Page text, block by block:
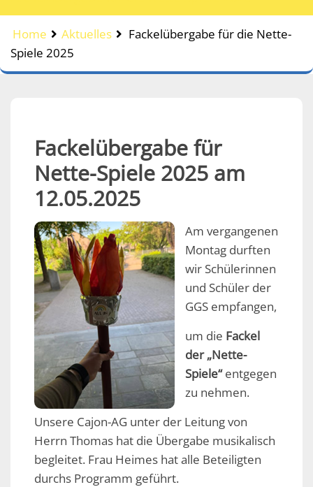
Home Aktuelles
Fackelübergabe für die Nette-
Spiele 2025
Fackelübergabe für
Nette-Spiele 2025 am
12.05.2025
Am vergangenen
Montag durften
wir Schülerinnen
und Schüler der
GGS empfangen,
um die Fackel
der „Nette-
Spiele“entgegen
zu nehmen.
Unsere Cajon-AG unter der Leitung von
Herrn Thomas hat die Übergabe musikalisch
begleitet. Frau Heimes hat alle Beteiligten
durchs Programm geführt.